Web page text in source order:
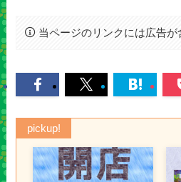
当ページのリンクには広告が
pickup!